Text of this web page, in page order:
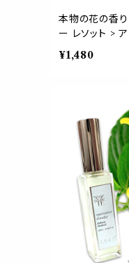
本物の花の香り
ー レソット >
香 PMS 女性ホ
ランス 香水 枕
¥1,480